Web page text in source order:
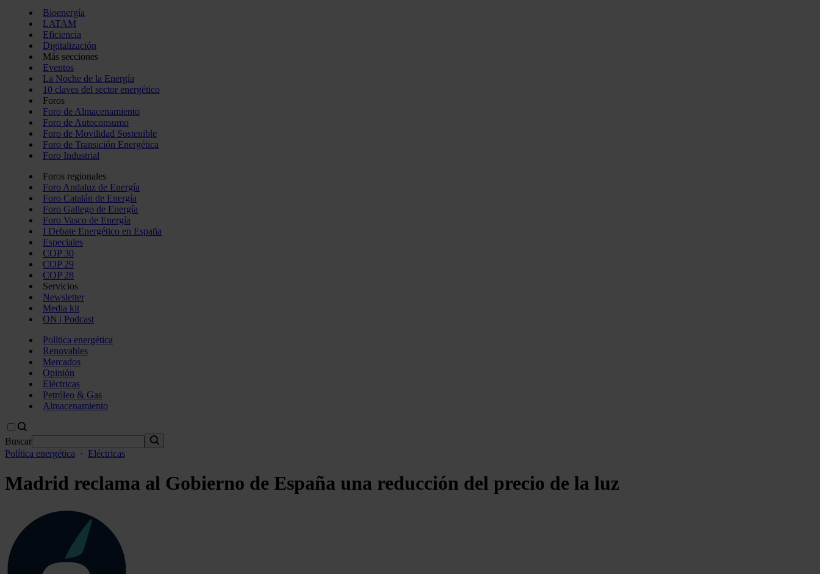
Bioenergía
LATAM
Eficiencia
Digitalización
Más secciones
Eventos
La Noche de la Energía
10 claves del sector energético
Foros
Foro de Almacenamiento
Foro de Autoconsumo
Foro de Movilidad Sostenible
Foro de Transición Energética
Foro Industrial
Foros regionales
Foro Andaluz de Energía
Foro Catalán de Energía
Foro Gallego de Energía
Foro Vasco de Energía
I Debate Energético en España
Especiales
COP 30
COP 29
COP 28
Servicios
Newsletter
Media kit
ON | Podcast
Política energética
Renovables
Mercados
Opinión
Eléctricas
Petróleo & Gas
Almacenamiento
Buscar
Política energética
· Eléctricas
Madrid reclama al Gobierno de España una reducción del precio de la luz